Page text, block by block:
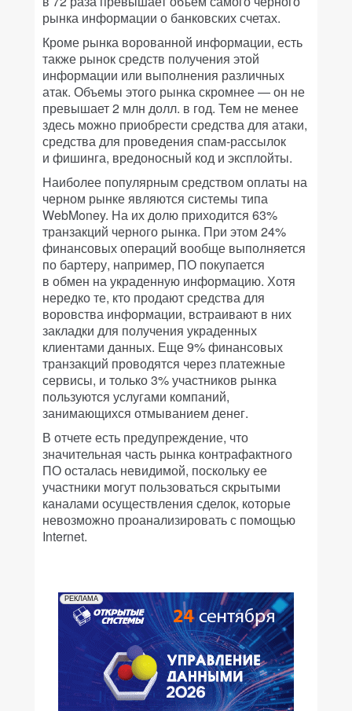
рынка информации о банковских счетах.
Кроме рынка ворованной информации, есть
также рынок средств получения этой
информации или выполнения различных
атак. Объемы этого рынка скромнее — он не
превышает 2 млн долл. в год. Тем не менее
здесь можно приобрести средства для атаки,
средства для проведения спам-рассылок
и фишинга, вредоносный код и эксплойты.
Наиболее популярным средством оплаты на
черном рынке являются системы типа
WebMoney. На их долю приходится 63%
транзакций черного рынка. При этом 24%
финансовых операций вообще выполняется
по бартеру, например, ПО покупается
в обмен на украденную информацию. Хотя
нередко те, кто продают средства для
воровства информации, встраивают в них
закладки для получения украденных
клиентами данных. Еще 9% финансовых
транзакций проводятся через платежные
сервисы, и только 3% участников рынка
пользуются услугами компаний,
занимающихся отмыванием денег.
В отчете есть предупреждение, что
значительная часть рынка контрафактного
ПО осталась невидимой, поскольку ее
участники могут пользоваться скрытыми
каналами осуществления сделок, которые
невозможно проанализировать с помощью
Internet.
РЕКЛАМА